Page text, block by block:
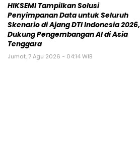
HIKSEMI Tampilkan Solusi
Penyimpanan Data untuk Seluruh
Skenario di Ajang DTI Indonesia 2026,
Dukung Pengembangan AI di Asia
Tenggara
Jumat, 7 Agu 2026 - 04:14 WIB